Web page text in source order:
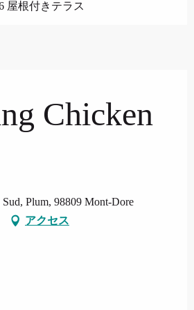
屋根付きテラス
Chicken
Sud, Plum, 98809 Mont-Dore
アクセス